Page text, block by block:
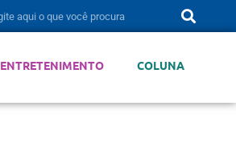
ENTRETENIMENTO COLUNA